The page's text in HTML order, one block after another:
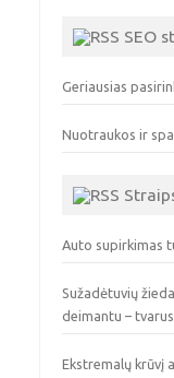
SEO
Geriausias
Nuotraukos ir
Auto supirkimas
Sužadėtuvių
deimantu –
Ekstremalų krūvį